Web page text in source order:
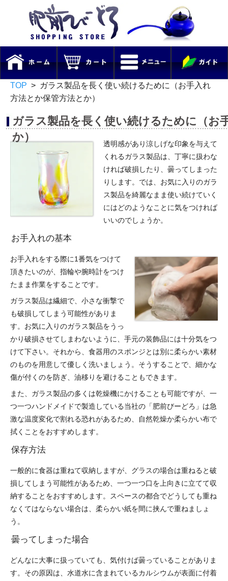
TOP > ガラス製品を長く使い続けるために（お手入れ
方法とか保管方法とか）
ガラス製品を長く使い続けるために（お
か）
透明感があり涼しげな印象を与えて
くれるガラス製品は、丁寧に扱わな
ければ破損したり、曇ってしまった
りします。では、お気に入りのガラ
ス製品を綺麗なまま使い続けていく
にはどのようなことに気をつければ
いいのでしょうか。
お手入れの基本
お手入れをする際に1番気をつけて
頂きたいのが、指輪や腕時計をつけ
たまま作業をすることです。
ガラス製品は繊細で、小さな衝撃で
も破損してしまう可能性がありま
す。お気に入りのガラス製品をうっ
かり破損させてしまわないように、手元の装飾品には十分気をつ
けて下さい。それから、 食器用のスポンジとは別に柔らかい素材
のものを用意して優しく洗いましょう。そうすることで、細かな
傷が付くのを防ぎ、油移りを避けることもできます。
また、ガラス製品の多くは乾燥機にかけることも可能ですが、一
つ一つハンドメイドで製造している当社の「肥前びーどろ」は急
激な温度変化で割れる恐れがあるため、自然乾燥か柔らかい布で
拭くことをおすすめします。
保存方法
一般的に食器は重ねて収納しますが、グラスの場合は重ねると破
損してしまう可能性があるため、一つ一つ口を上向きに立てて収
納することをおすすめします。スペースの都合でどうしても重ね
なくてはならない場合は、柔らかい紙を間に挟んで重ねましょ
う。
曇ってしまった場合
どんなに大事に扱っていても、気付けば曇っていることがありま
す。その原因は、水道水に含まれているカルシウムが表面に付着